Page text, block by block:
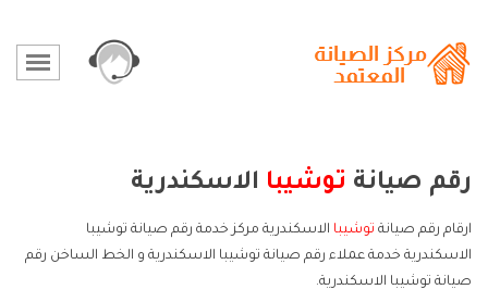
رقم صيانة توشيبا الاسكندرية
ارقام رقم صيانة توشيبا الاسكندرية مركز خدمة رقم صيانة توشيبا
الاسكندرية خدمة عملاء رقم صيانة توشيبا الاسكندرية و الخط الساخن رقم
صيانة توشيبا الاسكندرية.